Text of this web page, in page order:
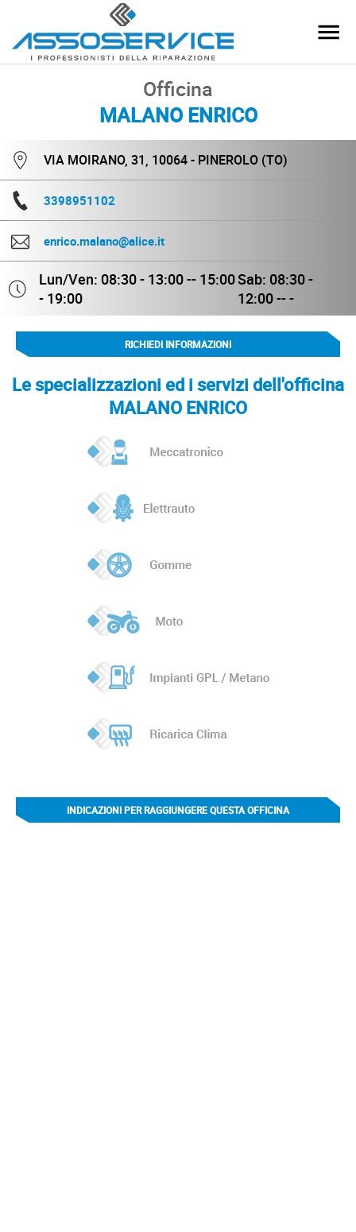
Officina
MALANO ENRICO
VIA MOIRANO, 31, 10064 - PINEROLO (TO)
3398951102
enrico.malano@alice.it
Lun/Ven: 08:30 - 13:00 -- 15:00
- 19:00
Sab: 08:30 -
12:00 -- -
RICHIEDI INFORMAZIONI
Le specializzazioni ed i servizi dell'officina
MALANO ENRICO
INDICAZIONI PER RAGGIUNGERE QUESTA OFFICINA